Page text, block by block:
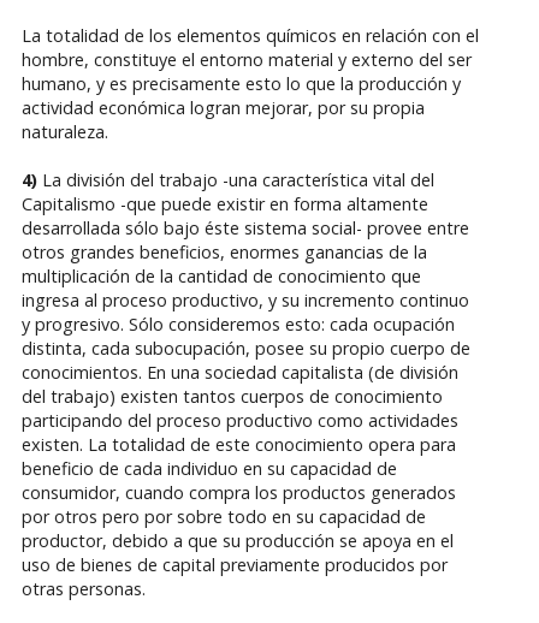
La totalidad de los elementos químicos en relación con el
hombre, constituye el entorno material y externo del ser
humano, y es precisamente esto lo que la producción y
actividad económica logran mejorar, por su propia
naturaleza.
4)La división del trabajo -una característica vital del
Capitalismo -que puede existir en forma altamente
desarrollada sólo bajo éste sistema social- provee entre
otros grandes beneficios, enormes ganancias de la
multiplicación de la cantidad de conocimiento que
ingresa al proceso productivo, y su incremento continuo
y progresivo. Sólo consideremos esto: cada ocupación
distinta, cada subocupación, posee su propio cuerpo de
conocimientos. En una sociedad capitalista (de división
del trabajo) existen tantos cuerpos de conocimiento
participando del proceso productivo como actividades
existen. La totalidad de este conocimiento opera para
beneficio de cada individuo en su capacidad de
consumidor, cuando compra los productos generados
por otros pero por sobre todo en su capacidad de
productor, debido a que su producción se apoya en el
uso de bienes de capital previamente producidos por
otras personas.